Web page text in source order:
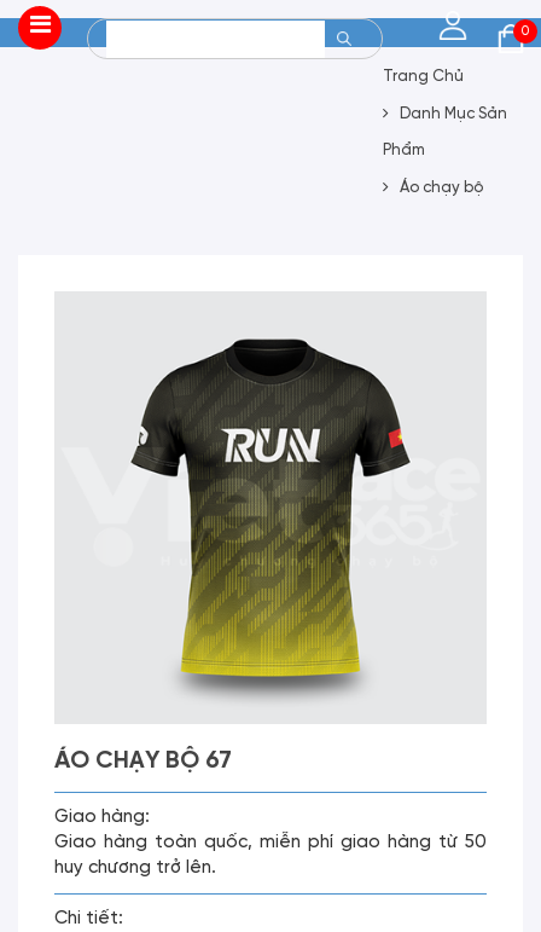
0
Trang Chủ
Danh Mục Sản
Phẩm
Áo chạy bộ
ÁO CHẠY BỘ 67
Giao hàng:
Giao hàng toàn quốc, miễn phí giao hàng từ 50
huy chương trở lên.
Chi tiết: